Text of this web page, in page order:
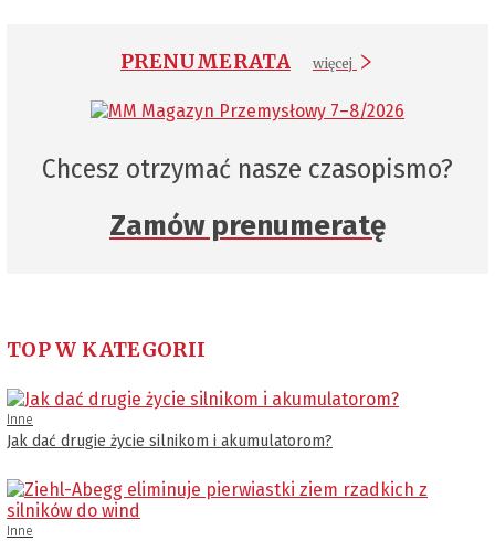
PRENUMERATA więcej
Chcesz otrzymać nasze czasopismo?
Zamów prenumeratę
TOP W KATEGORII
Inne
Jak dać drugie życie silnikom i akumulatorom?
Inne